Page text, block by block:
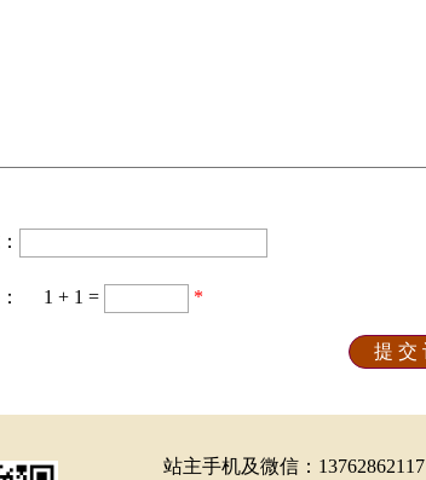
： 1 + 1 = *
站主手机及微信：13762862117